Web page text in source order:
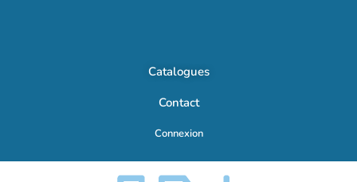
Catalogues
Contact
Connexion